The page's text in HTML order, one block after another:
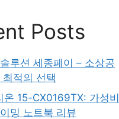
Posts
루션 세종페이 – 소상공
최적의 선택
온 15-CX0169TX: 가성비
밍 노트북 리뷰